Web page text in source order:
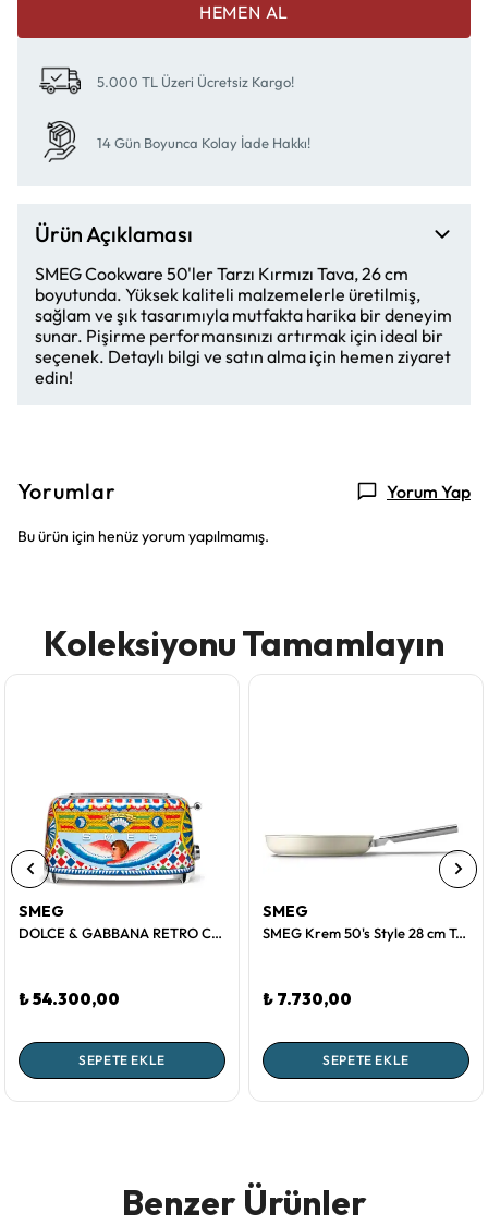
HEMEN AL
5.000 TL Üzeri Ücretsiz Kargo!
14 Gün Boyunca Kolay İade Hakkı!
Ürün Açıklaması
SMEG Cookware 50'ler Tarzı Kırmızı Tava, 26 cm
boyutunda. Yüksek kaliteli malzemelerle üretilmiş,
sağlam ve şık tasarımıyla mutfakta harika bir deneyim
sunar. Pişirme performansınızı artırmak için ideal bir
seçenek. Detaylı bilgi ve satın alma için hemen ziyaret
edin!
Yorumlar Yorum Yap
Bu ürün için henüz yorum yapılmamış.
Koleksiyonu Tamamlayın
SMEG
DOLCE & GABBANA RETRO CARTE TOASTER 4 DİLİM (2 X 2)
₺ 54.300,00
SEPETE EKLE
SMEG
SMEG Krem 50's Style 28 cm Tava
₺ 7.730,00
SEPETE EKLE
Benzer Ürünler